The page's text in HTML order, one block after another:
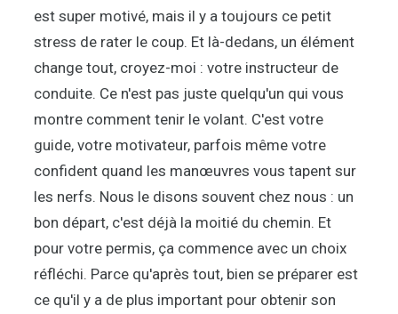
est super motivé, mais il y a toujours ce petit
stress de rater le coup. Et là-dedans, un élément
change tout, croyez-moi : votre instructeur de
conduite. Ce n'est pas juste quelqu'un qui vous
montre comment tenir le volant. C'est votre
guide, votre motivateur, parfois même votre
confident quand les manœuvres vous tapent sur
les nerfs. Nous le disons souvent chez nous : un
bon départ, c'est déjà la moitié du chemin. Et
pour votre permis, ça commence avec un choix
réfléchi. Parce qu'après tout, bien se préparer est
ce qu'il y a de plus important pour obtenir son